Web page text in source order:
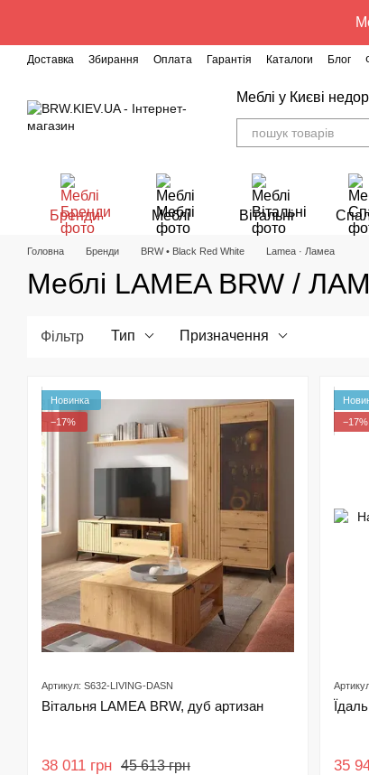
Доставка Збирання Оплата Гарантія Каталоги Блог
Меблі у Києві
Бренди Меблі Вітальні
Головна Бренди BRW • Black Red White Lamea · Ламеа
Меблі LAMEA BRW /
Фільтр Тип Призначення
Новинка
−17%
Артикул: S632-LIVING-DASN
Вітальня LAMEA BRW, дуб артизан
45 613 грн
38 011 грн
−17%
35